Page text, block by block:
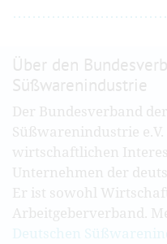
Über den
Süßwarenindustrie
Der Bundesverband
Süßwarenindustrie
wirtschaftlichen
Unternehmen der
Er ist sowohl
Arbeitgeberverband.